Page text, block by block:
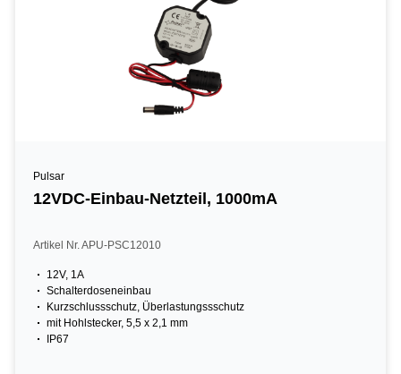
Pulsar
12VDC-Einbau-Netzteil, 1000mA
Artikel Nr. APU-PSC12010
12V, 1A
Schalterdoseneinbau
Kurzschlussschutz, Überlastungssschutz
mit Hohlstecker, 5,5 x 2,1 mm
IP67